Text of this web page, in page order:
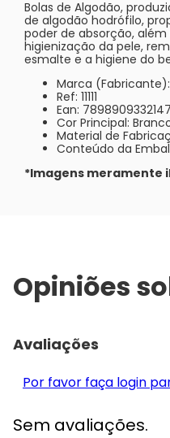
Bolas de Algodão,
de algodão hodrófilo,
poder de absorção,
higienização da pele,
esmalte e a higiene do
Marca (Fabricante):
Ref: 11111
Ean: 7898909332147
Cor Principal:
Material de
Conteúdo da
*Imagens meramente
Opiniões
Avaliações
Por favor faça login
Sem avaliações.